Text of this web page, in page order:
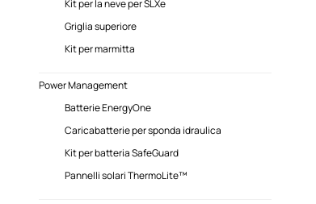
Kit per la neve per SLXe
Griglia superiore
Kit per marmitta
Power Management
Batterie EnergyOne
Caricabatterie per sponda idraulica
Kit per batteria SafeGuard
Pannelli solari ThermoLite™